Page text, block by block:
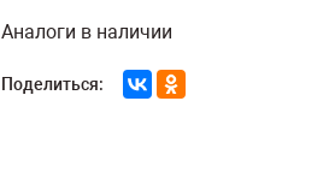
Аналоги в наличии
Поделиться: